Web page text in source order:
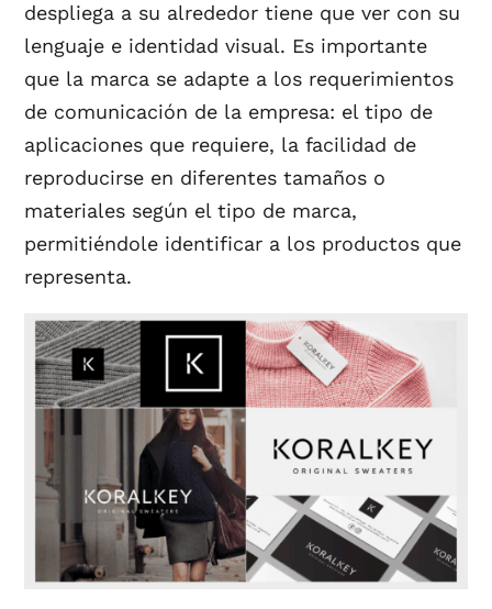
despliega a su alrededor tiene que ver con su
lenguaje e identidad visual. Es importante
que la marca se adapte a los requerimientos
de comunicación de la empresa: el tipo de
aplicaciones que requiere, la facilidad de
reproducirse en diferentes tamaños o
materiales según el tipo de marca,
permitiéndole identificar a los productos que
representa.